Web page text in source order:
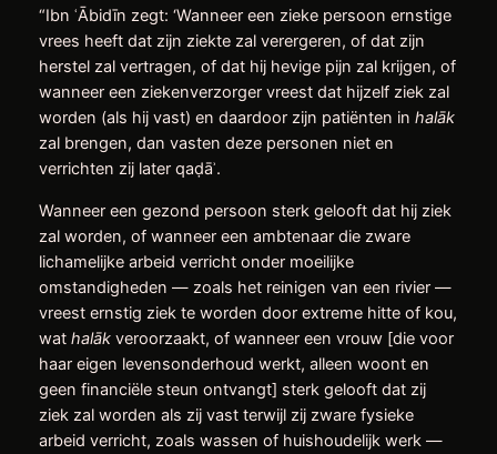
“Ibn ʿĀbidīn zegt: ‘Wanneer een zieke persoon ernstige
vrees heeft dat zijn ziekte zal verergeren, of dat zijn
herstel zal vertragen, of dat hij hevige pijn zal krijgen, of
wanneer een ziekenverzorger vreest dat hijzelf ziek zal
worden (als hij vast) en daardoor zijn patiënten in halāk
zal brengen, dan vasten deze personen niet en
verrichten zij later qaḍāʾ.
Wanneer een gezond persoon sterk gelooft dat hij ziek
zal worden, of wanneer een ambtenaar die zware
lichamelijke arbeid verricht onder moeilijke
omstandigheden — zoals het reinigen van een rivier —
vreest ernstig ziek te worden door extreme hitte of kou,
wat halākveroorzaakt, of wanneer een vrouw [die voor
haar eigen levensonderhoud werkt, alleen woont en
geen financiële steun ontvangt] sterk gelooft dat zij
ziek zal worden als zij vast terwijl zij zware fysieke
arbeid verricht, zoals wassen of huishoudelijk werk —